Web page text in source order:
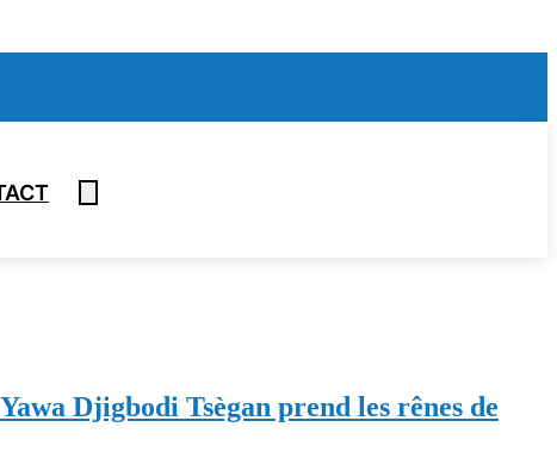
Djigbodi Tsègan prend les rênes de